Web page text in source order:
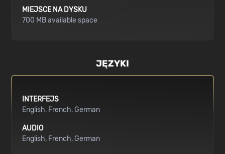
MIEJSCE NA DYSKU
700 MB available space
JĘZYKI
INTERFEJS
English French German
AUDIO
English French German